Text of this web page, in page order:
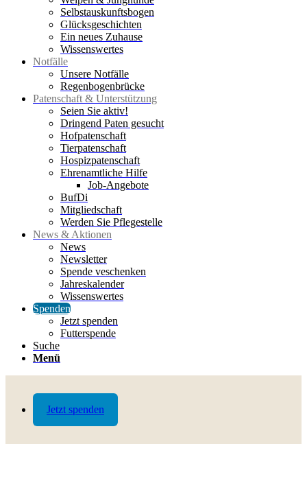
Jetzt spenden
Selbstauskunftsbogen
Glücksgeschichten
Ein neues Zuhause
Wissenswertes
Notfälle
Unsere Notfälle
Regenbogenbrücke
Patenschaft & Unterstützung
Seien Sie aktiv!
Dringend Paten gesucht
Hofpatenschaft
Tierpatenschaft
Hospizpatenschaft
Ehrenamtliche Hilfe
Job-Angebote
BufDi
Mitgliedschaft
Werden Sie Pflegestelle
News & Aktionen
News
Newsletter
Spende veschenken
Jahreskalender
Wissenswertes
Spenden
Jetzt spenden
Futterspende
Suche
Menü